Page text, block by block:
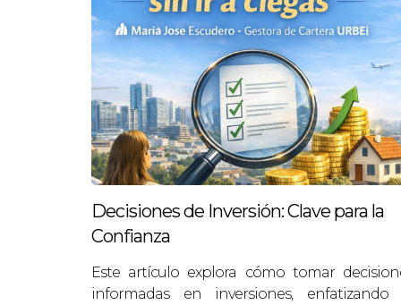
Asegúrate de hacer una comparación
mejora del inmueble.
¿Qué documentos necesito
Revisa siempre el contrato de alquiler
inquilino.
Mª José Escudero es una experta en
sector, puedo ayudarte a tomar
dudes en ponerte en contacto conmigo
Decisiones de Inversión: Clave para la
Confianza
Este artículo explora cómo tomar
informadas en inversiones, enfatizando